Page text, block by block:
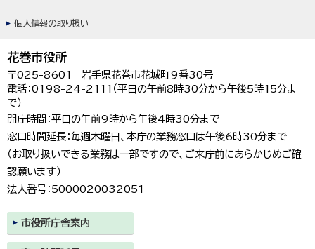
個人情報の取り扱い
花巻市役所
〒025-8601 岩手県花巻市花城町9番30号
電話：0198-24-2111（平日の午前8時30分から午後5時15分ま
で）
開庁時間：平日の午前9時から午後4時30分まで
窓口時間延長：毎週木曜日、本庁の業務窓口は午後6時30分まで
（お取り扱いできる業務は一部ですので、ご来庁前にあらかじめご確
認願います）
法人番号：5000020032051
市役所庁舎案内